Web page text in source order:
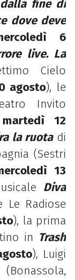
fine di
dove deve
6
live. La
Cielo
agosto), le
Invito
martedì 12
la ruotadi
(Sestri
13
Diva
Radiose
), la prima
in Trash
), Luigi